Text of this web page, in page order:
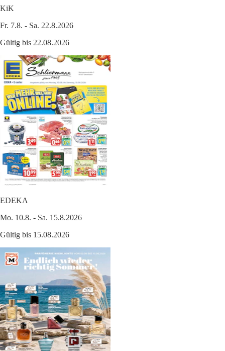
KiK
Fr. 7.8. - Sa. 22.8.2026
Gültig bis 22.08.2026
EDEKA
Mo. 10.8. - Sa. 15.8.2026
Gültig bis 15.08.2026